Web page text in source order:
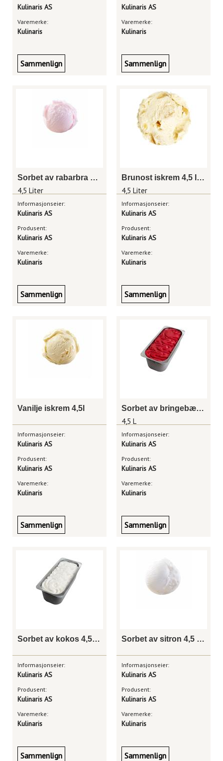
Kulinaris AS
Varemerke:
Kulinaris
Sammenlign
Kulinaris AS
Varemerke:
Kulinaris
Sammenlign
Sorbet av rabarbra 4,5 liter
4,5 Liter
Informasjonseier:
Kulinaris AS
Produsent:
Kulinaris AS
Varemerke:
Kulinaris
Sammenlign
Brunost iskrem 4,5 liter
4,5 Liter
Informasjonseier:
Kulinaris AS
Produsent:
Kulinaris AS
Varemerke:
Kulinaris
Sammenlign
Vanilje iskrem 4,5l
Informasjonseier:
Kulinaris AS
Produsent:
Kulinaris AS
Varemerke:
Kulinaris
Sammenlign
Sorbet av bringebær 4,5 liter
4,5 L
Informasjonseier:
Kulinaris AS
Produsent:
Kulinaris AS
Varemerke:
Kulinaris
Sammenlign
Sorbet av kokos 4,5 liter
Informasjonseier:
Kulinaris AS
Produsent:
Kulinaris AS
Varemerke:
Kulinaris
Sammenlign
Sorbet av sitron 4,5 liter
Informasjonseier:
Kulinaris AS
Produsent:
Kulinaris AS
Varemerke:
Kulinaris
Sammenlign